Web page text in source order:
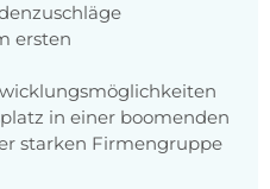
ersten
in einer boomenden
starken Firmengruppe